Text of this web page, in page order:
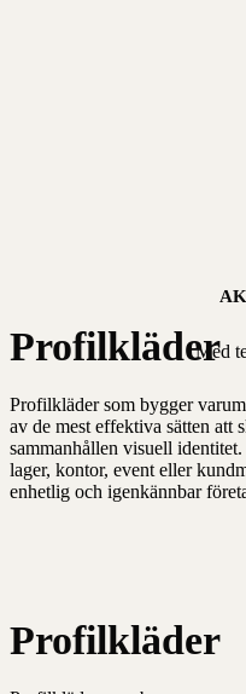
Med
Profilkläder
Profilkläder som bygger
av de mest effektiva sätten att
sammanhållen visuell
lager, kontor, event eller
enhetlig och igenkännbar
Profilkläder